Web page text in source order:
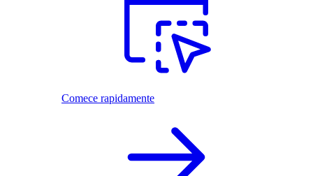
Comece rapidamente